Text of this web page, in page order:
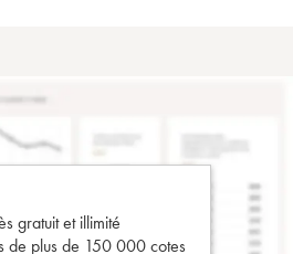
gratuit et illimité
de plus de 150 000 cotes